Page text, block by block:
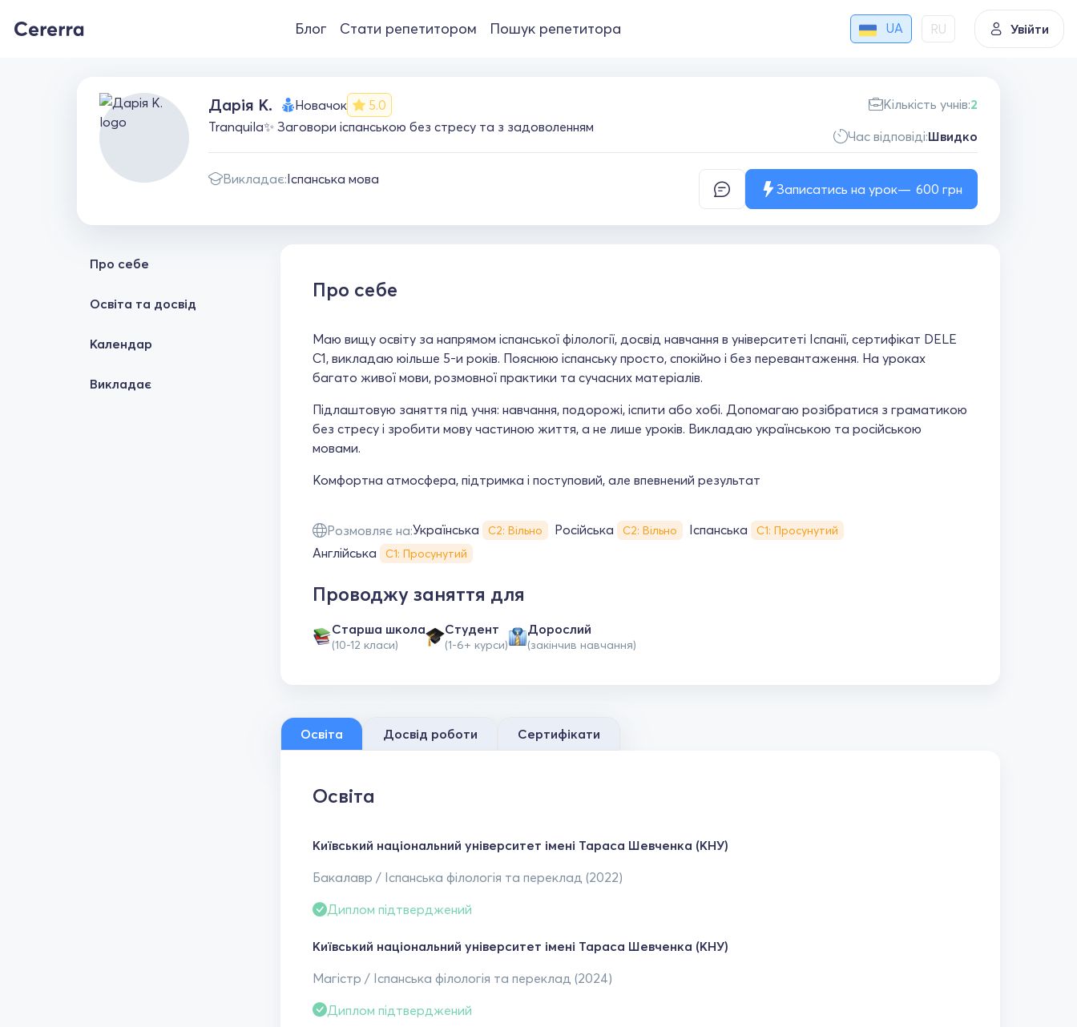
Блог Стати репетитором Пошук репетитора UA RU Увійти
Дарія К. Новачок
5.0
Tranquila✨ Заговори іспанською без стресу та з задоволенням
Викладає:Іспанська мова
Кількість учнів:2
Час відповіді:Швидко
Записатись на урок 600 грн
Про себе
Освіта та досвід
Календар
Викладає
Про себе
Маю вищу освіту за напрямом іспанської філології, досвід навчання в університеті Іспанії, сертифікат DELE
C1, викладаю юільше 5-и років. Пояснюю іспанську просто, спокійно і без перевантаження. На уроках
багато живої мови, розмовної практики та сучасних матеріалів.
Підлаштовую заняття під учня: навчання, подорожі, іспити або хобі. Допомагаю розібратися з граматикою
без стресу і зробити мову частиною життя, а не лише уроків. Викладаю українською та російською
мовами.
Комфортна атмосфера, підтримка і поступовий, але впевнений результат
Розмовляє на:Українська С2: Вільно Російська С2: Вільно Іспанська С1: Просунутий
Англійська С1: Просунутий
Проводжу заняття для
Старша школа
(10-12 класи)
Студент
(1-6+ курси)
Дорослий
(закінчив навчання)
Освіта Досвід роботи Сертифікати
Освіта
Київський національний університет імені Тараса Шевченка (КНУ)
Бакалавр / Іспанська філологія та переклад (2022)
Диплом підтверджений
Київський національний університет імені Тараса Шевченка (КНУ)
Магістр / Іспанська філологія та переклад (2024)
Диплом підтверджений